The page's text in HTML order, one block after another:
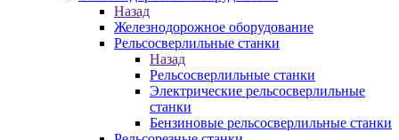
Назад
Железнодорожное оборудование
Рельсосверлильные станки
Назад
Рельсосверлильные станки
Электрические рельсосверлильные
станки
Бензиновые рельсосверлильные станки